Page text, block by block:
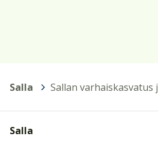
Salla Sallan varhaiskasvatus
Salla